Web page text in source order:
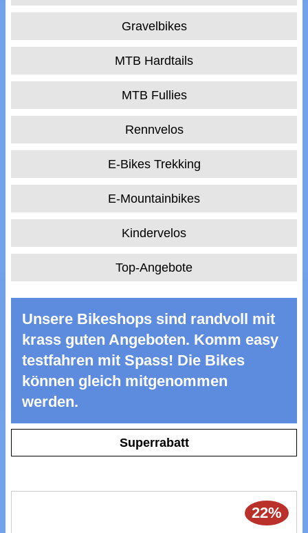
Gravelbikes
MTB Hardtails
MTB Fullies
Rennvelos
E-Bikes Trekking
E-Mountainbikes
Kindervelos
Top-Angebote
Unsere Bikeshops sind randvoll mit
krass guten Angeboten. Komm easy
testfahren mit Spass! Die Bikes
können gleich mitgenommen
werden.
Superrabatt
22%